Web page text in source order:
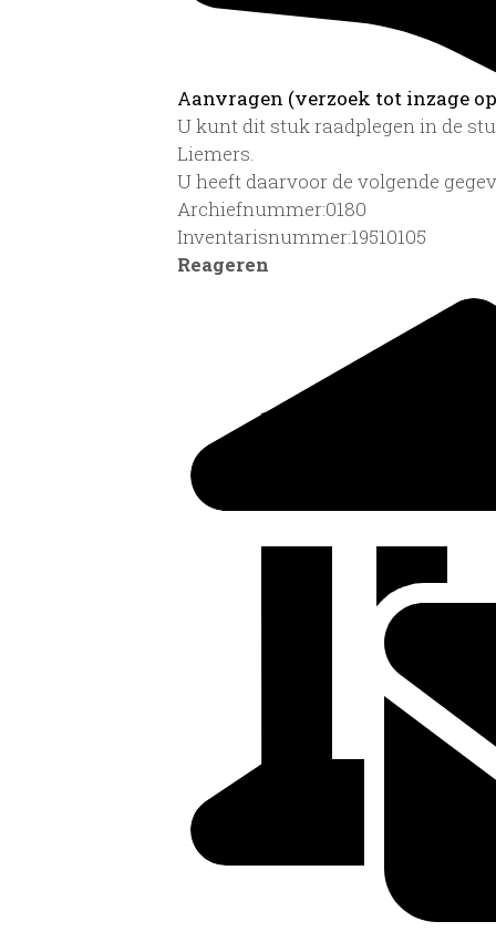
Aanvragen (verzoek tot inzage
U kunt dit stuk raadplegen in de
Liemers.
U heeft daarvoor de volgende
Archiefnummer:0180
Inventarisnummer:19510105
Reageren